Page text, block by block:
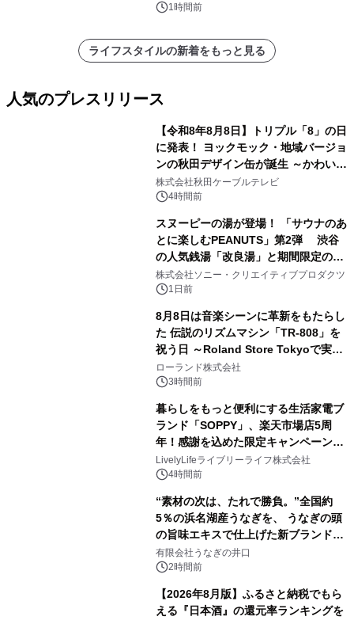
苑 別邸ふうか」ー
1時間前
ライフスタイルの新着をもっと見る
人気のプレスリリース
【令和8年8月8日】トリプル「8」の日
に発表！ ヨックモック・地域バージョ
ンの秋田デザイン缶が誕生 ～かわいい
秋田犬の子犬と秋田の四季と名所を巡
るパッケージ～ 9月1日(火)秋田県内で
株式会社秋田ケーブルテレビ
4時間前
スヌーピーの湯が登場！ 「サウナのあ
とに楽しむPEANUTS」第2弾 渋谷
の人気銭湯「改良湯」と期間限定のコ
ラボレーション サウナイキタイコラ
ボグッズも発売決定！
株式会社ソニー・クリエイティブプロダクツ
1日前
8月8日は音楽シーンに革新をもたらし
た 伝説のリズムマシン「TR-808」を
祝う日 ～Roland Store Tokyoで実機
を展示しての 記念キャンペーンを開
催 英国ラジオ「NTS」の 特別プログ
ラムや、「TR-808」を愛する伝説的
アーティストを フィーチャーしたアニ
メーションを公開～
ローランド株式会社
3時間前
暮らしをもっと便利にする生活家電ブ
ランド「SOPPY」、楽天市場店5周
年！感謝を込めた限定キャンペーンを
8月10日より開催
LivelyLifeライブリーライフ株式会社
4時間前
“素材の次は、たれで勝負。”全国約
5％の浜名湖産うなぎを、 うなぎの頭
の旨味エキスで仕上げた新ブランド
「井口の誉」誕生
有限会社うなぎの井口
2時間前
【2026年8月版】ふるさと納税でもら
える『日本酒』の還元率ランキングを